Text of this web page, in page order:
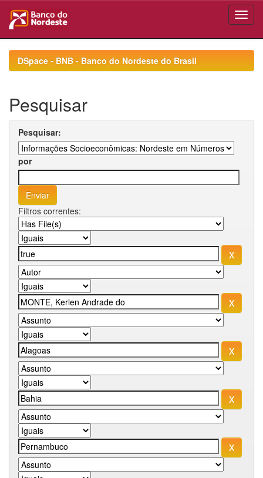
navigationDSpace - BNB - Banco do Nordeste do Brasil
Pesquisar
Pesquisar:
por
Filtros correntes: